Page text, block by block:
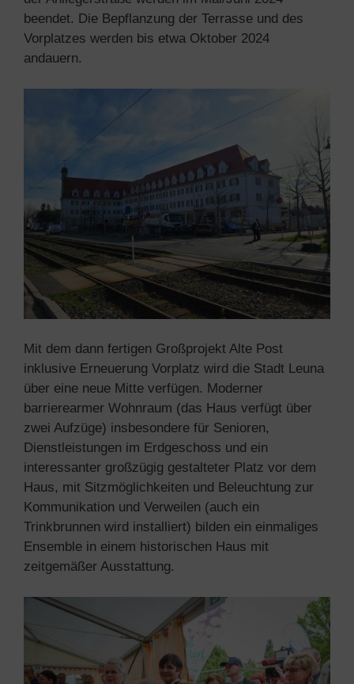
beendet. Die Bepflanzung der Terrasse und des
Vorplatzes werden bis etwa Oktober 2024
andauern.
Mit dem dann fertigen Großprojekt Alte Post
inklusive Erneuerung Vorplatz wird die Stadt Leuna
über eine neue Mitte verfügen. Moderner
barrierearmer Wohnraum (das Haus verfügt über
zwei Aufzüge) insbesondere für Senioren,
Dienstleistungen im Erdgeschoss und ein
interessanter großzügig gestalteter Platz vor dem
Haus, mit Sitzmöglichkeiten und Beleuchtung zur
Kommunikation und Verweilen (auch ein
Trinkbrunnen wird installiert) bilden ein einmaliges
Ensemble in einem historischen Haus mit
zeitgemäßer Ausstattung.